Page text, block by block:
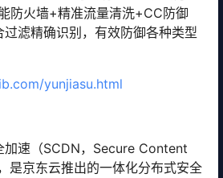
防火墙+精准流量清洗+CC防御
滤精确识别，有效防御各种类型
yunjiasu.html
加速（SCDN，Secure Content
京东云推出的一体化分布式安全